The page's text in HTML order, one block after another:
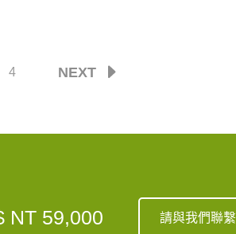
4 NEXT
NT 59,000 請與我們聯繫